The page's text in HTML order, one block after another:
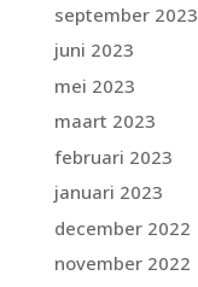
september 2023
juni 2023
mei 2023
maart 2023
februari 2023
januari 2023
december 2022
november 2022